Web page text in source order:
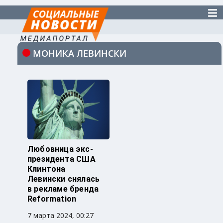
МОНИКА ЛЕВИНСКИ
Любовница экс-
президента США
Клинтона
Левински снялась
в рекламе бренда
Reformation
7 марта 2024, 00:27